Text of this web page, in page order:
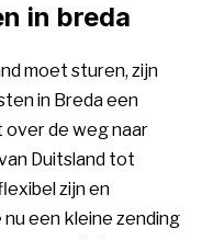
in breda
moet sturen, zijn
in Breda een
de weg naar
Duitsland tot
zijn en
een kleine zending